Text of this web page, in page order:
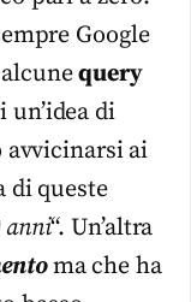
Google
alcunequery
di
avvicinarsi ai
di queste
anni“. Un’altra
ma che ha